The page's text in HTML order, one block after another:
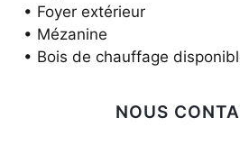
• Foyer extérieur
• Mézanine
• Bois de chauffage
NOUS